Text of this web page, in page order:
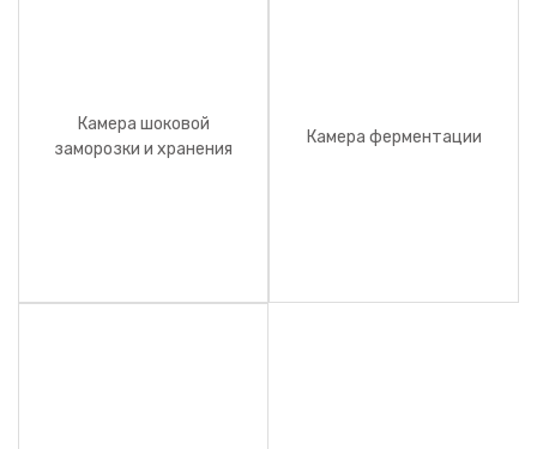
Камера шоковой
заморозки и хранения
Камера ферментации